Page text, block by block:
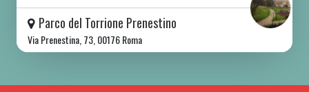
Parco del Torrione Prenestino
Via Prenestina, 73, 00176 Roma